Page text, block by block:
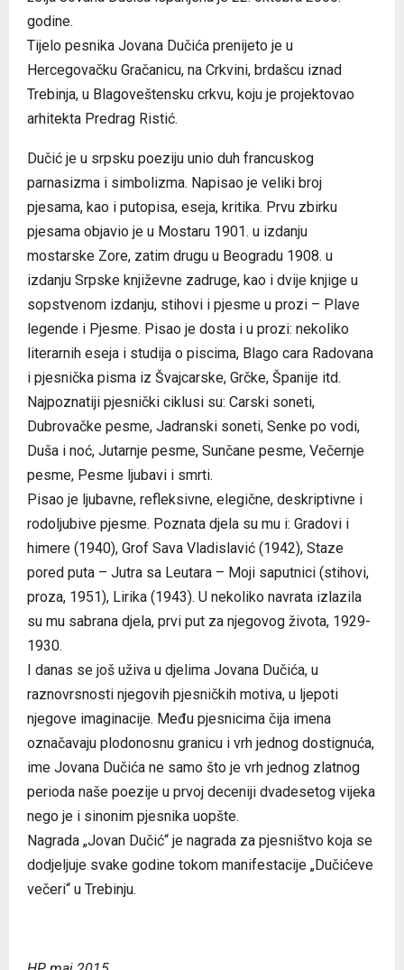
godine.
Tijelo pesnika Jovana Dučića prenijeto je u
Hercegovačku Gračanicu, na Crkvini, brdašcu iznad
Trebinja, u Blagoveštensku crkvu, koju je projektovao
arhitekta Predrag Ristić.
Dučić je u srpsku poeziju unio duh francuskog
parnasizma i simbolizma. Napisao je veliki broj
pjesama, kao i putopisa, eseja, kritika. Prvu zbirku
pjesama objavio je u Mostaru 1901. u izdanju
mostarske Zore, zatim drugu u Beogradu 1908. u
izdanju Srpske književne zadruge, kao i dvije knjige u
sopstvenom izdanju, stihovi i pjesme u prozi – Plave
legende i Pjesme. Pisao je dosta i u prozi: nekoliko
literarnih eseja i studija o piscima, Blago cara Radovana
i pjesnička pisma iz Švajcarske, Grčke, Španije itd.
Najpoznatiji pjesnički ciklusi su: Carski soneti,
Dubrovačke pesme, Jadranski soneti, Senke po vodi,
Duša i noć, Jutarnje pesme, Sunčane pesme, Večernje
pesme, Pesme ljubavi i smrti.
Pisao je ljubavne, refleksivne, elegične, deskriptivne i
rodoljubive pjesme. Poznata djela su mu i: Gradovi i
himere (1940), Grof Sava Vladislavić (1942), Staze
pored puta – Jutra sa Leutara – Moji saputnici (stihovi,
proza, 1951), Lirika (1943). U nekoliko navrata izlazila
su mu sabrana djela, prvi put za njegovog života, 1929-
1930.
I danas se još uživa u djelima Jovana Dučića, u
raznovrsnosti njegovih pjesničkih motiva, u ljepoti
njegove imaginacije. Među pjesnicima čija imena
označavaju plodonosnu granicu i vrh jednog dostignuća,
ime Jovana Dučića ne samo što je vrh jednog zlatnog
perioda naše poezije u prvoj deceniji dvadesetog vijeka
nego je i sinonim pjesnika uopšte.
Nagrada „Jovan Dučić“ je nagrada za pjesništvo koja se
dodjeljuje svake godine tokom manifestacije „Dučićeve
večeri“ u Trebinju.